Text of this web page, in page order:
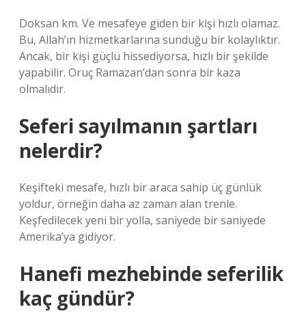
Doksan km. Ve mesafeye giden bir kişi hızlı olamaz.
Bu, Allah’ın hizmetkarlarına sunduğu bir kolaylıktır.
Ancak, bir kişi güçlü hissediyorsa, hızlı bir şekilde
yapabilir. Oruç Ramazan’dan sonra bir kaza
olmalıdır.
Seferi sayılmanın şartları
nelerdir?
Keşifteki mesafe, hızlı bir araca sahip üç günlük
yoldur, örneğin daha az zaman alan trenle.
Keşfedilecek yeni bir yolla, saniyede bir saniyede
Amerika’ya gidiyor.
Hanefi mezhebinde seferilik
kaç gündür?